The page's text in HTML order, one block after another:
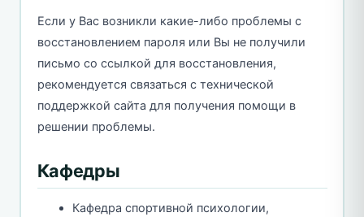
Если у Вас возникли какие-либо проблемы с
восстановлением пароля или Вы не получили
письмо со ссылкой для восстановления,
рекомендуется связаться с технической
поддержкой сайта для получения помощи в
решении проблемы.
Кафедры
Кафедра спортивной психологии,